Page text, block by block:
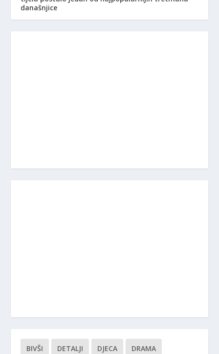
današnjice
BIVŠI DETALJI DJECA DRAMA